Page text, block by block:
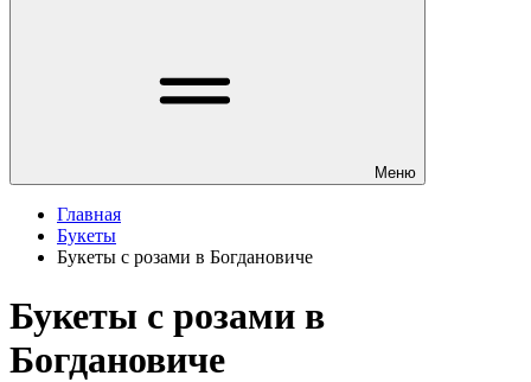
Меню
Главная
Букеты
Букеты с розами в Богдановиче
Букеты с розами в
Богдановиче